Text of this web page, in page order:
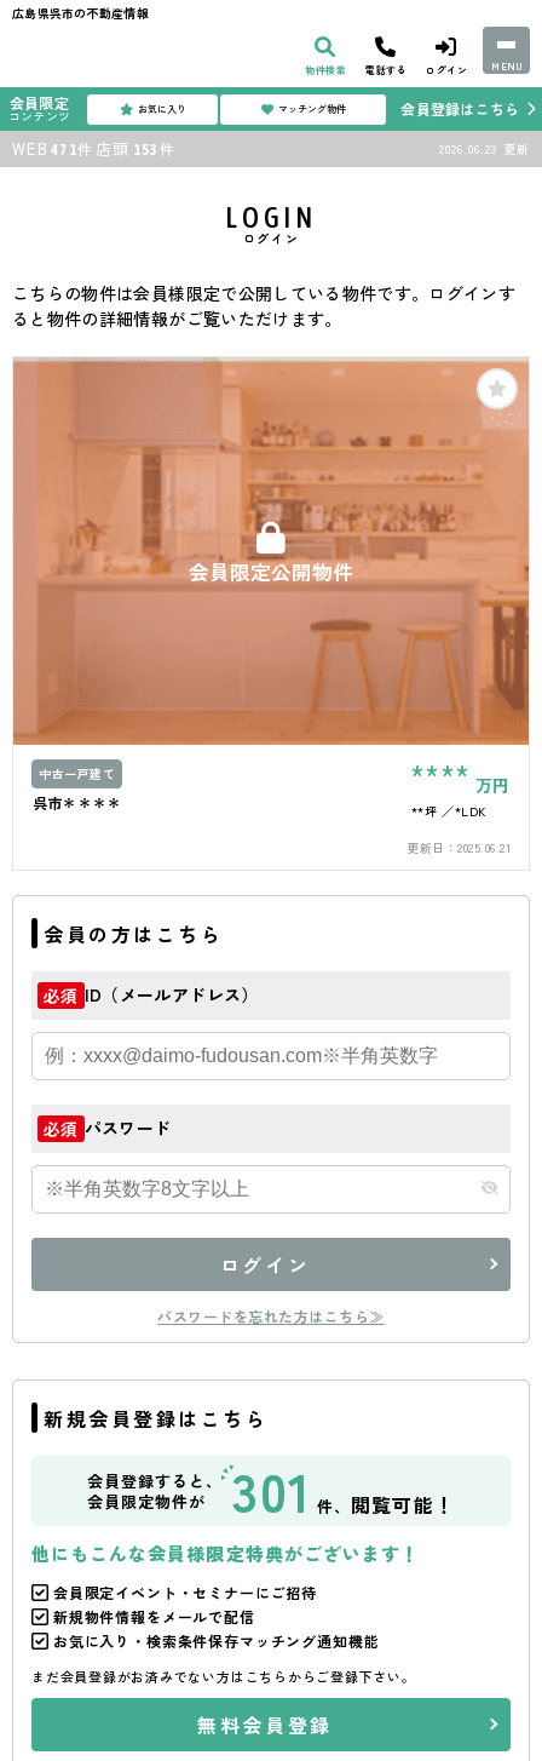
広島県呉市の不動産情報
物件検索 電話する ログイン MENU
会員限定
コンテンツ お気に入り マッチング物件 会員登録はこちら
WEB 471件 店頭 153 件 2026.06.23 更新
ログイン
LOGIN
こちらの物件は会員様限定で公開している物件です。ログインす
ると物件の詳細情報がご覧いただけます。
会員限定公開物件
中古一戸建て
呉市＊＊＊＊
**** 万円
**坪
*LDK
更新日： 2025.06.21
会員の方はこちら
必須 ID（メールアドレス）
必須 パスワード
ログイン
パスワードを忘れた方はこちら≫
新規会員登録はこちら
会員登録すると、
会員限定物件が
301 件、 閲覧可能！
他にもこんな会員様限定特典がございます！
会員限定イベント・セミナーにご招待
新規物件情報をメールで配信
お気に入り・検索条件保存マッチング通知機能
まだ会員登録がお済みでない方はこちらからご登録下さい。
無料会員登録